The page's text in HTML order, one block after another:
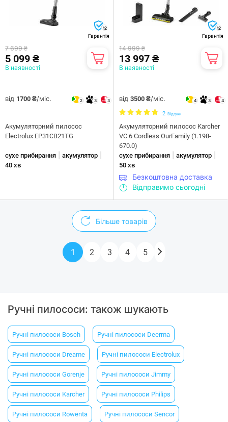
12
Гарантія
7 699 ₴
5 099 ₴
В наявності
від 1700 ₴/міс. 2 3 3
Акумуляторний пилосос
Electrolux EP31CB21TG
сухе прибирання акумулятор
40 хв
12
Гарантія
14 999 ₴
13 997 ₴
В наявності
від 3500 ₴/міс. 4 3 4
2 Відгуки
Акумуляторний пилосос Karcher
VC 6 Cordless OurFamily (1.198-
670.0)
сухе прибирання
акумулятор
50 хв
Безкоштовна доставка
Відправимо сьогодні
Більше товарів
1 2 3 4 5
Ручні пилососи: також шукають
Ручні пилососи Bosch Ручні пилососи Deerma
Ручні пилососи Dreame Ручні пилососи Electrolux
Ручні пилососи Gorenje Ручні пилососи Jimmy
Ручні пилососи Karcher Ручні пилососи Philips
Ручні пилососи Rowenta Ручні пилососи Sencor